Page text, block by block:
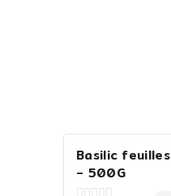
Basilic feuilles
– 500G